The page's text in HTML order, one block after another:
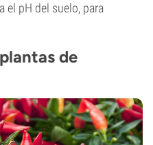
el pH del suelo, para
de